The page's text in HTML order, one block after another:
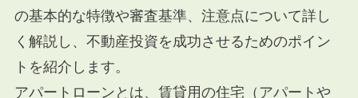
の基本的な特徴や審査基準、注意点について詳し
く解説し、不動産投資を成功させるためのポイン
トを紹介します。
アパートローンとは、賃貸用の住宅（アパートや